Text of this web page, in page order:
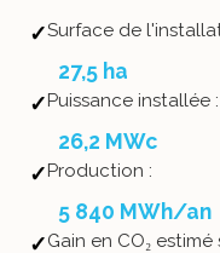
Surface de
27,5 ha
Puissance installée :
26,2 MWc
Production :
5 840 MWh/an
Gain en CO₂ estimé